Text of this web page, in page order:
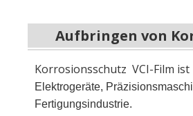
Aufbringen von
Korrosionsschutz VCI-Film ist
Elektrogeräte,
Fertigungsindustrie.